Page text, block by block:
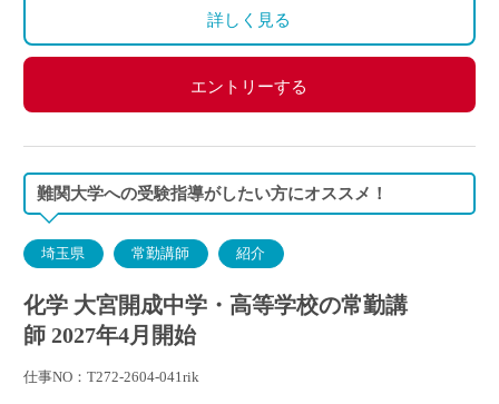
日、祝祭日、および学校の定める休日
詳しく見る
エントリーする
難関大学への受験指導がしたい方にオススメ！
埼玉県 常勤講師 紹介
化学 大宮開成中学・高等学校の常勤講
師 2027年4月開始
仕事NO：T272-2604-041rik